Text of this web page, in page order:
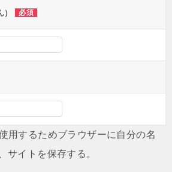
） 必須
用するためブラウザーに自分の名
サイトを保存する。